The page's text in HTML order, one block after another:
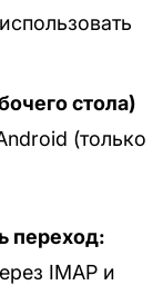
стола)
(только
переход:
IMAP и